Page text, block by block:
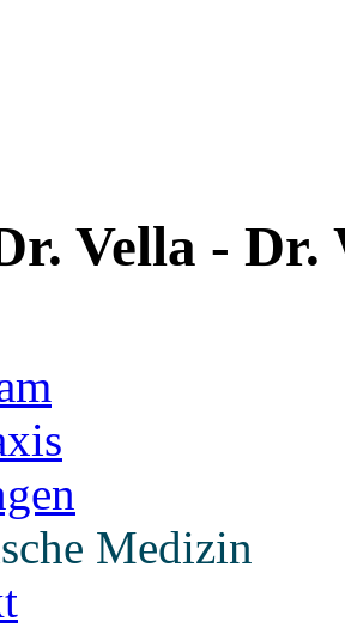
Vella - Dr.
Medizin